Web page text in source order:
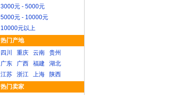
3000元 - 5000元
5000元 - 10000元
10000元以上
热门产地
四川
重庆 云南
贵州
广东
广西 福建
湖北
江苏
浙江 上海
陕西
热门卖家